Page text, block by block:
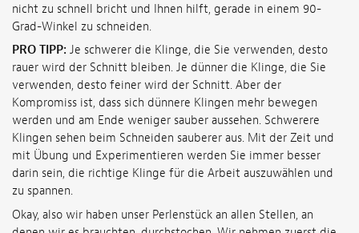
nicht zu schnell bricht und Ihnen hilft, gerade in einem 90-
Grad-Winkel zu schneiden.
PRO TIPP: Je schwerer die Klinge, die Sie verwenden, desto
rauer wird der Schnitt bleiben. Je dünner die Klinge, die Sie
verwenden, desto feiner wird der Schnitt. Aber der
Kompromiss ist, dass sich dünnere Klingen mehr bewegen
werden und am Ende weniger sauber aussehen. Schwerere
Klingen sehen beim Schneiden sauberer aus. Mit der Zeit und
mit Übung und Experimentieren werden Sie immer besser
darin sein, die richtige Klinge für die Arbeit auszuwählen und
zu spannen.
Okay, also wir haben unser Perlenstück an allen Stellen, an